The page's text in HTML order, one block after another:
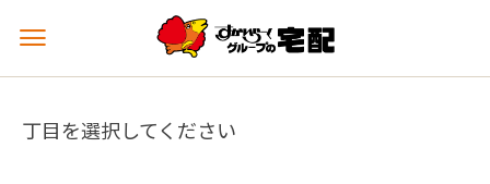
メ
ュ
を
丁目を選択してください